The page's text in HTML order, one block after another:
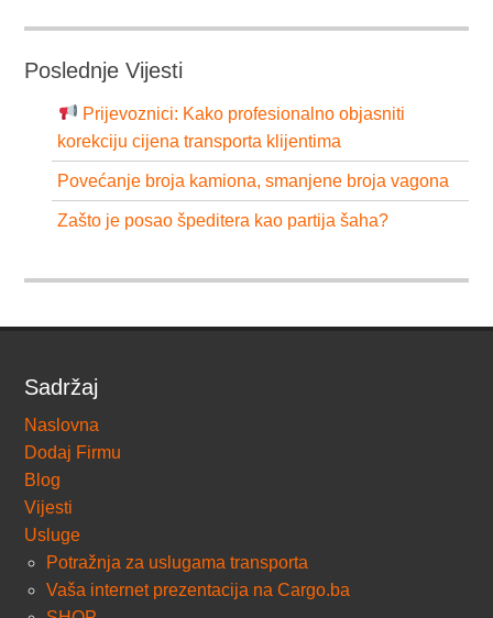
Poslednje Vijesti
Prijevoznici: Kako profesionalno objasniti
korekciju cijena transporta klijentima
Povećanje broja kamiona, smanjene broja vagona
Zašto je posao špeditera kao partija šaha?
Sadržaj
Naslovna
Dodaj Firmu
Blog
Vijesti
Usluge
Potražnja za uslugama transporta
Vaša internet prezentacija na Cargo.ba